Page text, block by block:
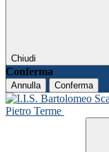
Chiudi
Conferma
Annulla Conferma
Pietro Terme